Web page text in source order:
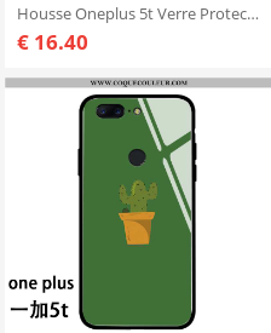
Housse Oneplus 5t Verre Protection Téléphone Portable, Étui Oneplus 5t Personnalité Incassable Verte
€ 16.40